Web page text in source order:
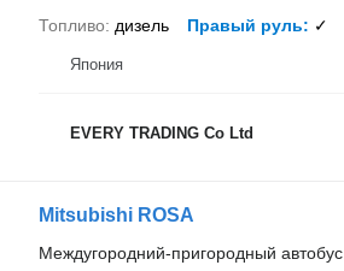
Топливо
дизель Правый руль ✓
Япония
EVERY TRADING Co Ltd
Mitsubishi ROSA
Междугородний-пригородный автобус